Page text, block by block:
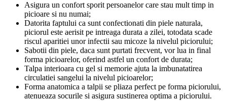
Asigura un confort sporit persoanelor care stau mult timp in
picioare si nu numai;
Datorita faptului ca sunt confectionati din piele naturala,
piciorul este aerisit pe intreaga durata a zilei, totodata scade
riscul aparitiei unor infectii sau micoze la nivelul piciorului;
Sabotii din piele, daca sunt purtati frecvent, vor lua in final
forma picioarelor, oferind astfel un confort de durata;
Talpa interioara cu gel si memorie ajuta la imbunatatirea
circulatiei sangelui la nivelul picioarelor;
Forma anatomica a talpii se pliaza perfect pe forma piciorului,
atenueaza socurile si asigura sustinerea optima a piciorului.